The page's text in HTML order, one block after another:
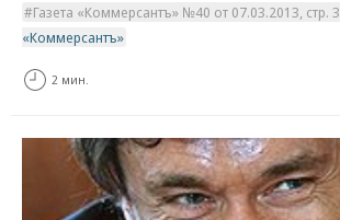
Газета «Коммерсантъ» №40 от 07.03.2013, стр. 3
«Коммерсантъ»
2 мин.